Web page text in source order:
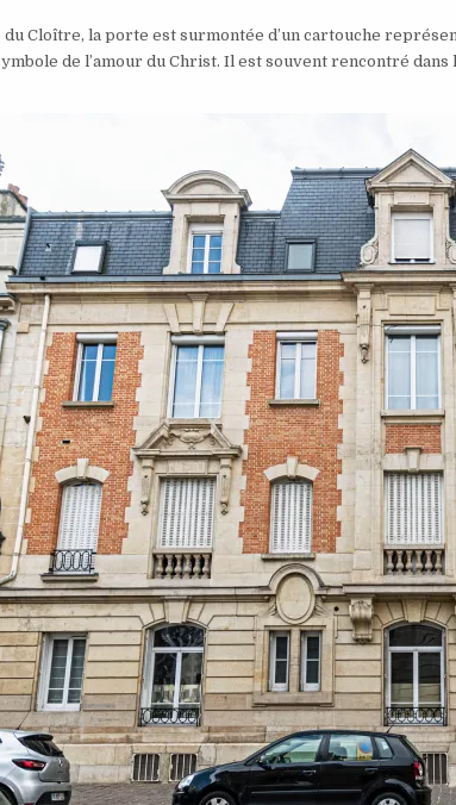
du Cloître, la porte est surmontée d’un cartouche
de l’amour du Christ. Il est souvent rencontré dans